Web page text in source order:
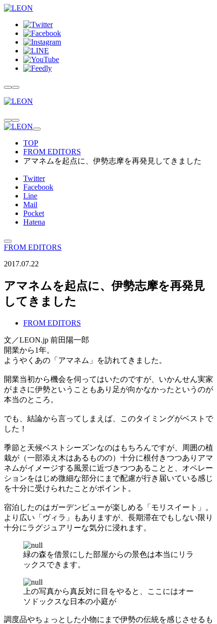
TOP
FROM EDITORS
アマネムを起点に、伊勢志摩を再発見してきました
Twitter
Facebook
Line
Mail
Pocket
Hatena
FROM EDITORS
2017.07.22
アマネムを起点に、伊勢志摩を再発見
してきました
FROM EDITORS
文／LEON.jp 前田陽一郎
開業から1年。
ようやくあの「アマネム」を訪れてきました。
開業当初から機会を伺ってはいたのですが、いかんせん実家
がまさに伊勢ということもあり足が向かなかったというのが
本当のところ。
でも、結論から言ってしまえば、このタイミングがベストで
した！
季節と天候ベストシーズンなのはもちろんですが、周囲の植
栽が（一部添え木はあるものの）十分に根付きつつありアマ
ネムがイメージする風景に近づきつつあることと、オペレー
ションをはじめ微細な部分にまで配慮が行き届いている感じ
を十分に受けられたことがポイント。
宿泊したのはガーデンビューが楽しめる「モリスイート」。
より広い「ヴィラ」もありますが、長期滞在でもしない限り
十分にラグジュアリーな気分に浸れます。
緑の森を借景にした部屋からの景色は本当にリラ
ックスできます。
上の写真から真反対に目をやると、ここにはオー
ソドックスな日本の小庭が
調度品やちょっとした小物にまで伊勢の伝統を感じさせるも